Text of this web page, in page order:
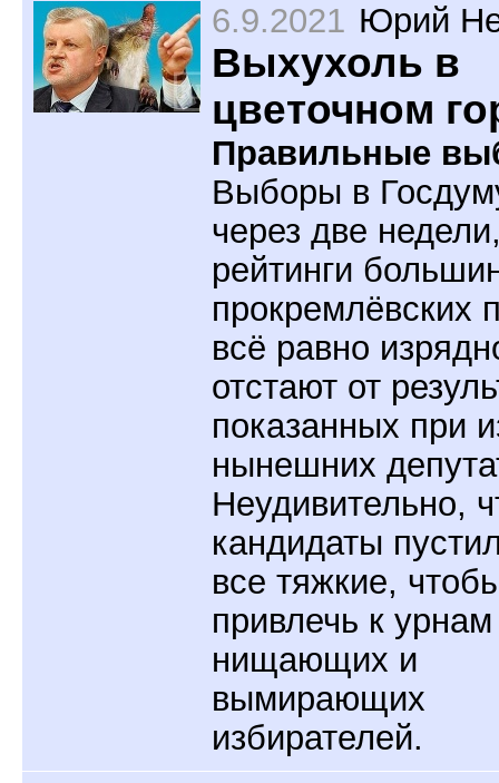
6.9.2021 Юрий
Выхухоль в
цветочном
Правильные
Выборы в
через две
рейтинги
прокремлёвских
всё равно
отстают от
показанных при
нынешних
Неудивительно,
кандидаты
все тяжкие,
привлечь к урнам
нищающих и
вымирающих
избирателей.